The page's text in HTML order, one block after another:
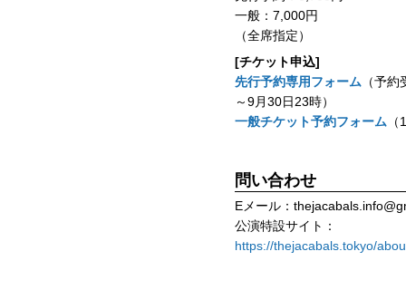
一般：7,000円
（全席指定）
[チケット申込]
先行予約専用フォーム （予
～9月30日23時）
一般チケット予約フォーム
問い合わせ
Eメール：
公演特設サイト：
https://thejacabals.tokyo/